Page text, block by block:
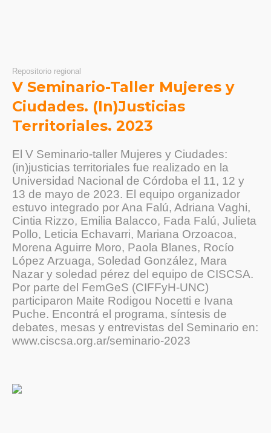
Repositorio regional
V Seminario-Taller Mujeres y
Ciudades. (In)Justicias
Territoriales. 2023
El V Seminario-taller Mujeres y Ciudades:
(in)justicias territoriales fue realizado en la
Universidad Nacional de Córdoba el 11, 12 y
13 de mayo de 2023. El equipo organizador
estuvo integrado por Ana Falú, Adriana Vaghi,
Cintia Rizzo, Emilia Balacco, Fada Falú, Julieta
Pollo, Leticia Echavarri, Mariana Orzoacoa,
Morena Aguirre Moro, Paola Blanes, Rocío
López Arzuaga, Soledad González, Mara
Nazar y soledad pérez del equipo de CISCSA.
Por parte del FemGeS (CIFFyH-UNC)
participaron Maite Rodigou Nocetti e Ivana
Puche. Encontrá el programa, síntesis de
debates, mesas y entrevistas del Seminario en:
www.ciscsa.org.ar/seminario-2023